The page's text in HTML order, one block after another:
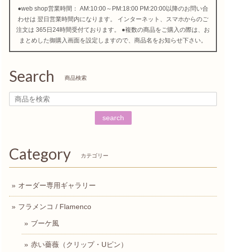
●web shop営業時間： AM:10:00～PM:18:00 PM:20:00以降のお問い合
わせは 翌日営業時間内になります。 インターネット、スマホからのご
注文は 365日24時間受付ております。 ●複数の商品をご購入の際は、お
まとめした御購入画面を設定しますので、商品名をお知らせ下さい。
Search 商品検索
search
Category カテゴリー
オーダー専用ギャラリー
フラメンコ / Flamenco
ブーケ風
赤い薔薇（クリップ・Uピン）